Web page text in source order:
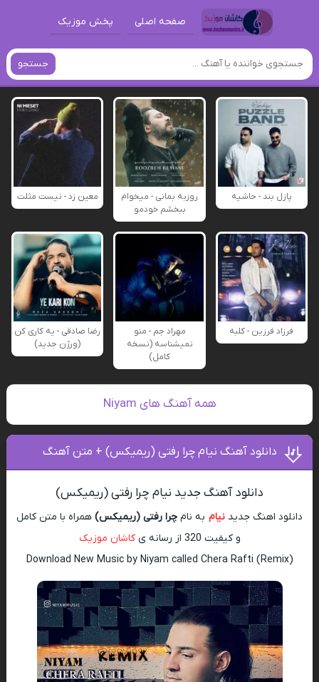
صفحه اصلی پخش موزیک
جستجو
پازل بند - حاشیه
روزبه بمانی - میخوام
ببخشم خودمو
معین زد - نیست مثلت
فرزاد فرزین - کلبه
مهراد جم - منو
نمیشناسه (نسخه
کامل)
رضا صادقی - یه کاری کن
(ورژن جدید)
همه آهنگ های Niyam
دانلود آهنگ نیام چرا رفتی (ریمیکس) + متن آهنگ
دانلود آهنگ جدید نیام چرا رفتی (ریمیکس)
دانلود اهنگ جدید نیام به نام چرا رفتی (ریمیکس) همراه با متن کامل
و کیفیت 320 از رسانه ی
کاشان موزیک
Download New Music by Niyam called Chera Rafti (Remix)